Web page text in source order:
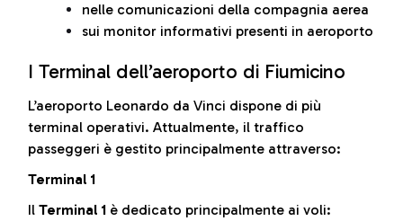
nelle comunicazioni della compagnia aerea
sui monitor informativi presenti in aeroporto
I Terminal dell’aeroporto di Fiumicino
L’aeroporto Leonardo da Vinci dispone di più
terminal operativi. Attualmente, il traffico
passeggeri è gestito principalmente attraverso:
Terminal 1
Il Terminal 1 è dedicato principalmente ai voli: